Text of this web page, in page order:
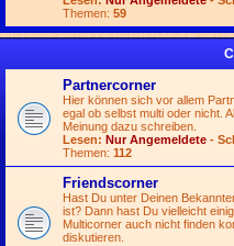
Themen: 59
Partnercorner
Hier können sich vor allem
egal ob selbst multi oder nicht.
Meinung dazu schreiben.
Lesen: Nur Angemeldete -
Themen: 112
Friendscorner
Hast Du unter Deinen
ist? Dann hast Du vielleicht
Multicorner auch nicht finden
diskutieren.